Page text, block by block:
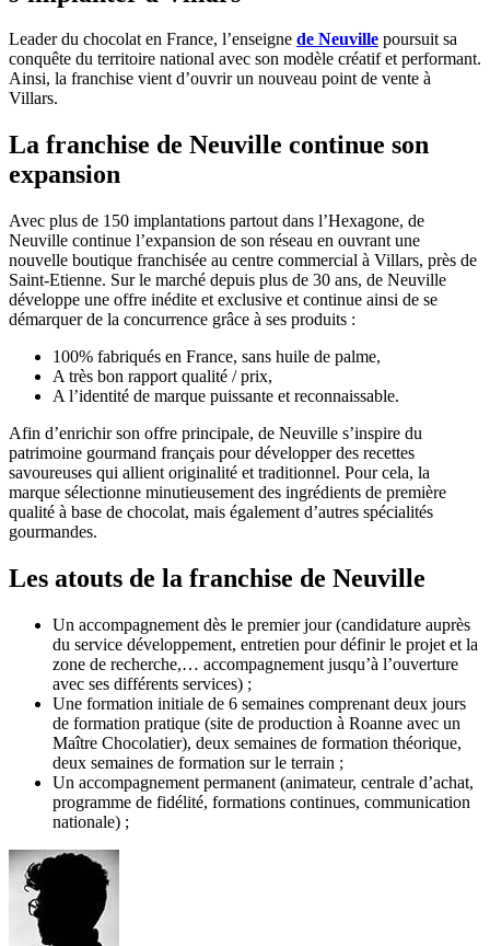
Leader du chocolat en France, l’enseigne de Neuville poursuit sa
conquête du territoire national avec son modèle créatif et performant.
Ainsi, la franchise vient d’ouvrir un nouveau point de vente à
Villars.
La franchise de Neuville continue son
expansion
Avec plus de 150 implantations partout dans l’Hexagone, de
Neuville continue l’expansion de son réseau en ouvrant une
nouvelle boutique franchisée au centre commercial à Villars, près de
Saint-Etienne. Sur le marché depuis plus de 30 ans, de Neuville
développe une offre inédite et exclusive et continue ainsi de se
démarquer de la concurrence grâce à ses produits :
100% fabriqués en France, sans huile de palme,
A très bon rapport qualité / prix,
A l’identité de marque puissante et reconnaissable.
Afin d’enrichir son offre principale, de Neuville s’inspire du
patrimoine gourmand français pour développer des recettes
savoureuses qui allient originalité et traditionnel. Pour cela, la
marque sélectionne minutieusement des ingrédients de première
qualité à base de chocolat, mais également d’autres spécialités
gourmandes.
Les atouts de la franchise de Neuville
Un accompagnement dès le premier jour (candidature auprès
du service développement, entretien pour définir le projet et la
zone de recherche,… accompagnement jusqu’à l’ouverture
avec ses différents services) ;
Une formation initiale de 6 semaines comprenant deux jours
de formation pratique (site de production à Roanne avec un
Maître Chocolatier), deux semaines de formation théorique,
deux semaines de formation sur le terrain ;
Un accompagnement permanent (animateur, centrale d’achat,
programme de fidélité, formations continues, communication
nationale) ;